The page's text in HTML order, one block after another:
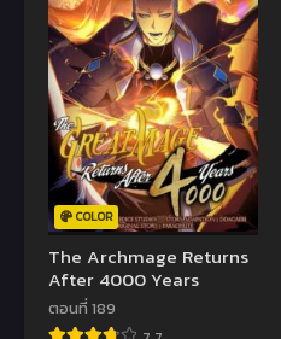
COLOR
The Archmage Returns
After 4000 Years
ตอนที่ 189